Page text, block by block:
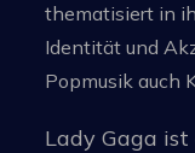
thematisiert in
Identität und
Popmusik auch
Lady Gaga